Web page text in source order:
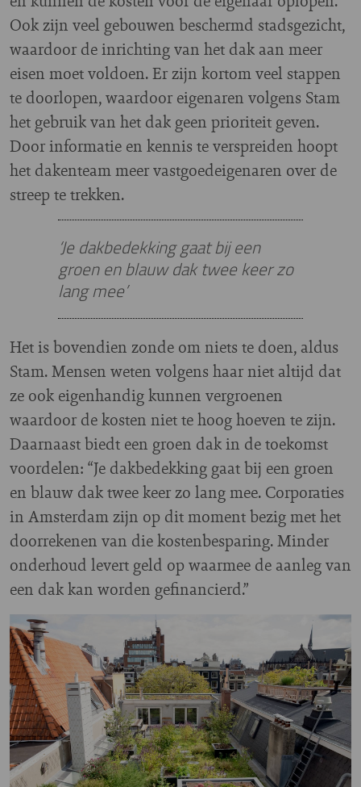
Ook zijn veel gebouwen beschermd stadsgezicht,
waardoor de inrichting van het dak aan meer
eisen moet voldoen. Er zijn kortom veel stappen
te doorlopen, waardoor eigenaren volgens Stam
het gebruik van het dak geen prioriteit geven.
Door informatie en kennis te verspreiden hoopt
het dakenteam meer vastgoedeigenaren over de
streep te trekken.
‘Je dakbedekking gaat bij een
groen en blauw dak twee keer zo
lang mee’
Het is bovendien zonde om niets te doen, aldus
Stam. Mensen weten volgens haar niet altijd dat
ze ook eigenhandig kunnen vergroenen
waardoor de kosten niet te hoog hoeven te zijn.
Daarnaast biedt een groen dak in de toekomst
voordelen: “Je dakbedekking gaat bij een groen
en blauw dak twee keer zo lang mee. Corporaties
in Amsterdam zijn op dit moment bezig met het
doorrekenen van die kostenbesparing. Minder
onderhoud levert geld op waarmee de aanleg van
een dak kan worden gefinancierd.”
Image